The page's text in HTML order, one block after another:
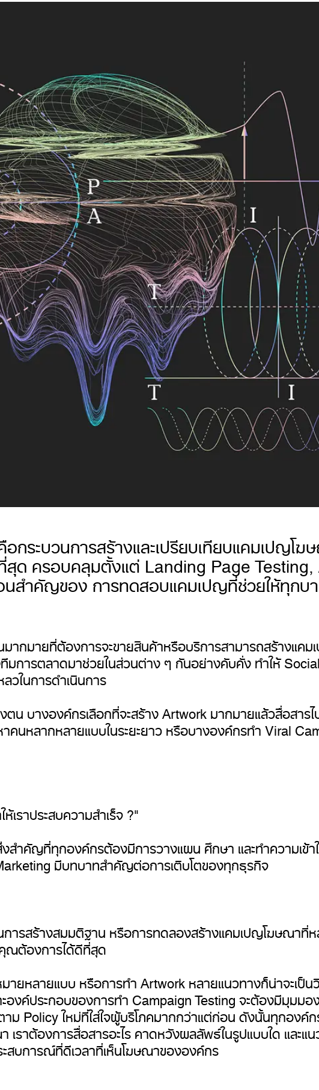
ระบวนการสร้างและเปรียบเทียบแคมเปญโฆ
ด ครอบคลุมตั้งแต่ Landing Page
สำคัญของ การทดสอบแคมเปญที่ช่วยให้ทุกบ
ากมายที่ต้องการจะขายสินค้าหรือบริการสามารถสร้างแค
มการตลาดมาช่วยในส่วนต่าง ๆ กันอย่างคับคั่ง ทำให้
วในการดำเนินการ
บางองค์กรเลือกที่จะสร้าง Artwork มากมายแล้วสื่อสาร
หลากหลายแบบในระยะยาว หรือบางองค์กรทำ Viral
ราประสบความสำเร็จ ?"
สำคัญที่ทุกองค์กรต้องมีการวางแผน ศึกษา และทำความเข้
มีบทบาทสำคัญต่อการเติบโตของทุกธุรกิจ
การสร้างสมมติฐาน หรือการทดลองสร้างแคมเปญโฆษณา
ณต้องการได้ดีที่สุด
ายหลายแบบ หรือการทำ Artwork หลายแนวทางก็น่าจะเป็
ะองค์ประกอบของการทำ Campaign Testing จะต้องมีมุม
ม Policy ใหม่ที่ใส่ใจผู้บริโภคมากกว่าแต่ก่อน ดังนั้นทุกองค์
ราต้องการสื่อสารอะไร คาดหวังผลลัพธ์ในรูปแบบใด และแ
สบการณ์ที่ดีเวลาที่เห็นโฆษณาขององค์กร